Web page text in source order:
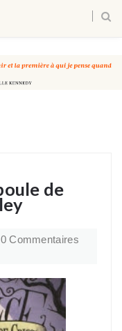
de
0 Commentaires